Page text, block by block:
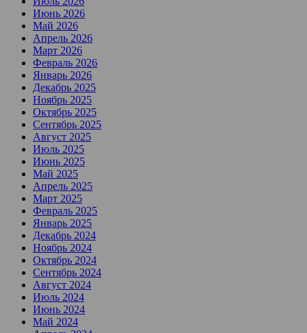
Июнь 2026
Май 2026
Апрель 2026
Март 2026
Февраль 2026
Январь 2026
Декабрь 2025
Ноябрь 2025
Октябрь 2025
Сентябрь 2025
Август 2025
Июль 2025
Июнь 2025
Май 2025
Апрель 2025
Март 2025
Февраль 2025
Январь 2025
Декабрь 2024
Ноябрь 2024
Октябрь 2024
Сентябрь 2024
Август 2024
Июль 2024
Июнь 2024
Май 2024